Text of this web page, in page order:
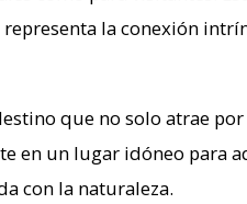
la conexión
que no solo atrae
en un lugar idóneo para
con la naturaleza.